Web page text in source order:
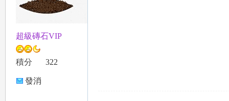
超級磚石VIP
積分 322
發消